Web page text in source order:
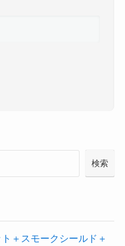
検索
＋スモークシールド＋